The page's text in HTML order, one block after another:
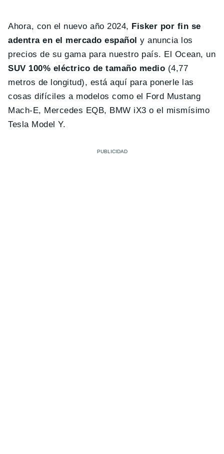
Ahora, con el nuevo año 2024, Fisker por fin se
adentra en el mercado español y anuncia los
precios de su gama para nuestro país. El Ocean, un
SUV 100% eléctrico de tamaño medio (4,77
metros de longitud), está aquí para ponerle las
cosas difíciles a modelos como el Ford Mustang
Mach-E, Mercedes EQB, BMW iX3 o el mismísimo
Tesla Model Y.